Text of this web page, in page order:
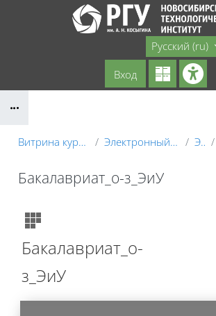
Перейти к основному содержанию
Русский ‎(ru)‎
Вход
Витрина курсов 3KL Электронный деканат ЭиУ
Бакалавриат_о-з_ЭиУ
Бакалавриат_о-
з_ЭиУ